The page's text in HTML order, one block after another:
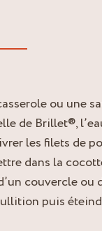
ou une
de Brillet®,
les filets de
dans la
couvercle ou
puis